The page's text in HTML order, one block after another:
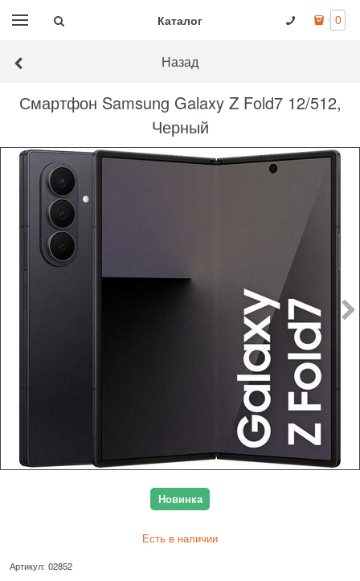
Каталог 0
Назад
Смартфон Samsung Galaxy Z Fold7 12/512,
Черный
Новинка
Есть в наличии
Артикул: 02852